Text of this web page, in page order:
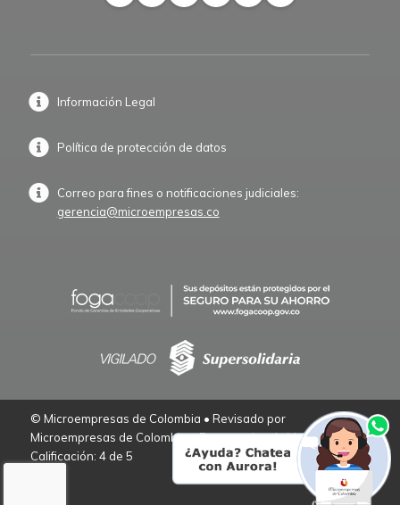
Información Legal
Política de protección de datos
Correo para fines o notificaciones judiciales:
gerencia@microempresas.co
© Microempresas de Colombia • Revisado por
Microempresas de Colombia – Empresarios de Verdad.
Calificación: 4 de 5